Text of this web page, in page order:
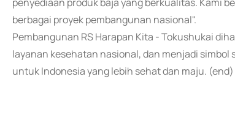
berbagai proyek pembangunan nasional".
Pembangunan RS Harapan Kita - Tokushukai
layanan kesehatan nasional, dan menjadi
untuk Indonesia yang lebih sehat dan maju. (end)